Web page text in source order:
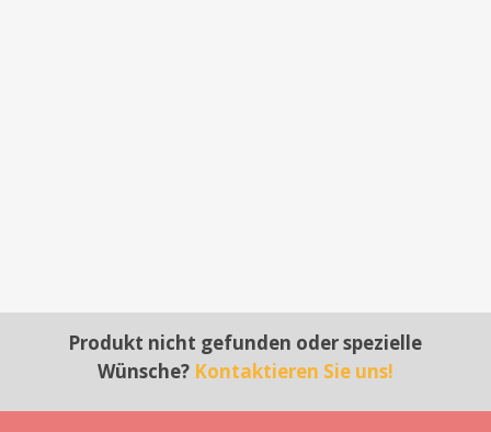
Produkt nicht gefunden oder spezielle
Wünsche? Kontaktieren Sie uns!